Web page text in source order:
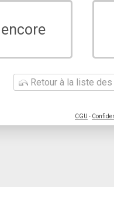
Retour à la liste
CGU -